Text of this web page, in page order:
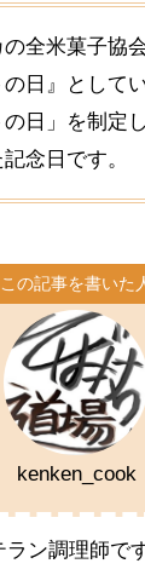
の全米菓子協
の日』として
の日」を制定
念日です。
kenken_cook
ラン調理師で